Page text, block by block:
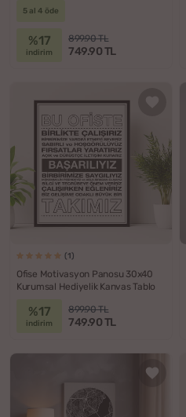
5 al 4 öde
%17
indirim
899.90 TL
749.90 TL
(1)
Ofise Motivasyon Panosu 30x40
Kurumsal Hediyelik Kanvas Tablo
%17
indirim
899.90 TL
749.90 TL